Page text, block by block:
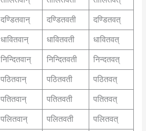
दण्डितवान् दण्डितवती दण्डितवत्
धावितवान् धावितवती धावितवत्
निन्दितवान् निन्दितवती निन्दतवत्
पठितवान् पठितवती पठितवत्
पतितवान् पतितवती पतितवत्
पलितवान् पलितवती पलितवत्